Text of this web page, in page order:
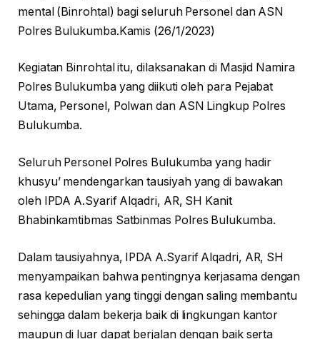
mental (Binrohtal) bagi seluruh Personel dan ASN
Polres Bulukumba.Kamis (26/1/2023)
Kegiatan Binrohtal itu, dilaksanakan di Masjid Namira
Polres Bulukumba yang diikuti oleh para Pejabat
Utama, Personel, Polwan dan ASN Lingkup Polres
Bulukumba.
Seluruh Personel Polres Bulukumba yang hadir
khusyu’ mendengarkan tausiyah yang di bawakan
oleh IPDA A.Syarif Alqadri, AR, SH Kanit
Bhabinkamtibmas Satbinmas Polres Bulukumba.
Dalam tausiyahnya, IPDA A.Syarif Alqadri, AR, SH
menyampaikan bahwa pentingnya kerjasama dengan
rasa kepedulian yang tinggi dengan saling membantu
sehingga dalam bekerja baik di lingkungan kantor
maupun di luar dapat berjalan dengan baik serta